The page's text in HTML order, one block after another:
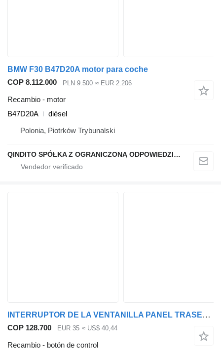
BMW F30 B47D20A motor para coche
COP 8.112.000
PLN 9.500 ≈ EUR 2.206
Recambio - motor
B47D20A
diésel
Polonia, Piotrków Trybunalski
QINDITO SPÓŁKA Z OGRANICZONĄ ODPOWIEDZIALNOŚCIĄ
INTERRUPTOR DE LA VENTANILLA PANEL TRASERO IZQUIERDO BMW botón de control para BMW X5 G05 coche
COP 128.700 EUR 35 ≈ US$ 40,44
Recambio - botón de control